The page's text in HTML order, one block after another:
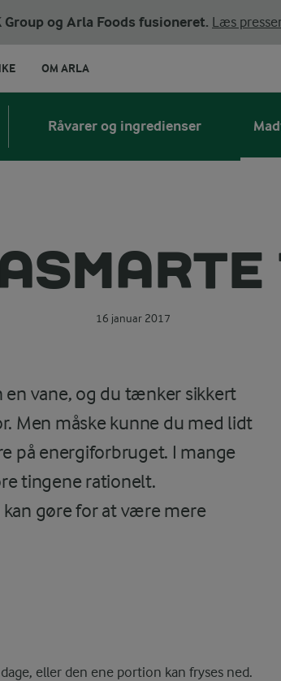
Group og Arla Foods fusioneret. Læs
OM ARLA
Råvarer og ingredienser
16 januar 2017
vane, og du tænker sikkert
Men måske kunne du med lidt
på energiforbruget. I mange
tingene rationelt.
gøre for at være mere
eller den ene portion kan fryses ned.